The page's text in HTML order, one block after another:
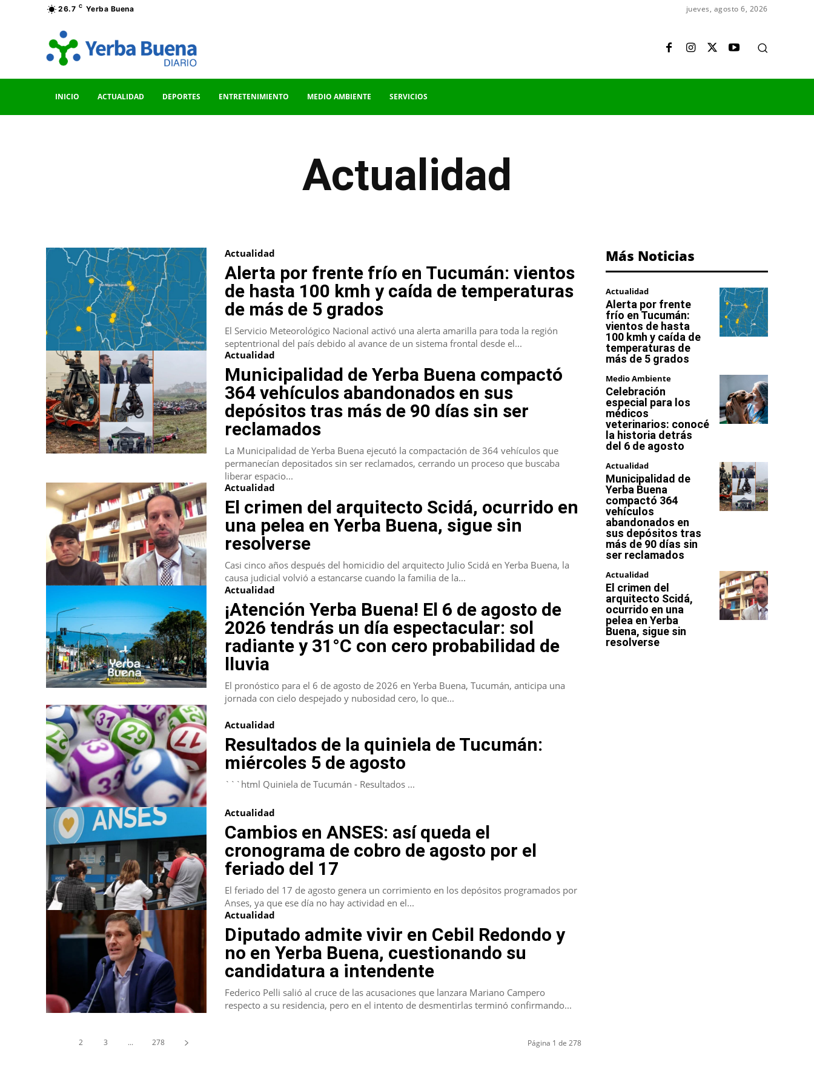
26.7 C Yerba Buena jueves, agosto 6, 2026
INICIO ACTUALIDAD DEPORTES ENTRETENIMIENTO MEDIO AMBIENTE SERVICIOS
Actualidad
Actualidad
Alerta por frente frío en Tucumán: vientos
de hasta 100 kmh y caída de temperaturas
de más de 5 grados
El Servicio Meteorológico Nacional activó una alerta amarilla para toda la región
septentrional del país debido al avance de un sistema frontal desde el...
Actualidad
Municipalidad de Yerba Buena compactó
364 vehículos abandonados en sus
depósitos tras más de 90 días sin ser
reclamados
La Municipalidad de Yerba Buena ejecutó la compactación de 364 vehículos que
permanecían depositados sin ser reclamados, cerrando un proceso que buscaba
liberar espacio...
Actualidad
El crimen del arquitecto Scidá, ocurrido en
una pelea en Yerba Buena, sigue sin
resolverse
Casi cinco años después del homicidio del arquitecto Julio Scidá en Yerba Buena, la
causa judicial volvió a estancarse cuando la familia de la...
Actualidad
¡Atención Yerba Buena! El 6 de agosto de
2026 tendrás un día espectacular: sol
radiante y 31°C con cero probabilidad de
lluvia
El pronóstico para el 6 de agosto de 2026 en Yerba Buena, Tucumán, anticipa una
jornada con cielo despejado y nubosidad cero, lo que...
Actualidad
Resultados de la quiniela de Tucumán:
miércoles 5 de agosto
```html Quiniela de Tucumán - Resultados ...
Actualidad
Cambios en ANSES: así queda el
cronograma de cobro de agosto por el
feriado del 17
El feriado del 17 de agosto genera un corrimiento en los depósitos programados por
Anses, ya que ese día no hay actividad en el...
Actualidad
Diputado admite vivir en Cebil Redondo y
no en Yerba Buena, cuestionando su
candidatura a intendente
Federico Pelli salió al cruce de las acusaciones que lanzara Mariano Campero
respecto a su residencia, pero en el intento de desmentirlas terminó confirmando...
2 3 ... 278 Página 1 de 278
Más Noticias
Actualidad
Alerta por frente
frío en Tucumán:
vientos de hasta
100 kmh y caída de
temperaturas de
más de 5 grados
Medio Ambiente
Celebración
especial para los
médicos
veterinarios: conocé
la historia detrás
del 6 de agosto
Actualidad
Municipalidad de
Yerba Buena
compactó 364
vehículos
abandonados en
sus depósitos tras
más de 90 días sin
ser reclamados
Actualidad
El crimen del
arquitecto Scidá,
ocurrido en una
pelea en Yerba
Buena, sigue sin
resolverse